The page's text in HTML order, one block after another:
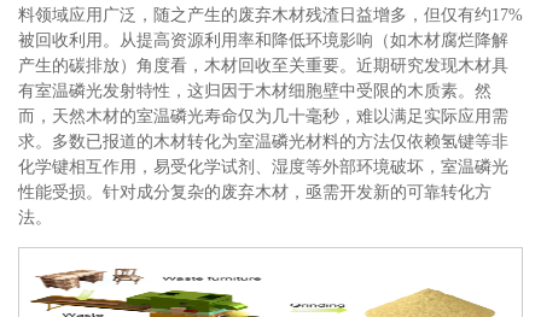
料领域应用广泛，随之产生的废弃木材残渣日益增多，但仅有约17%
被回收利用。从提高资源利用率和降低环境影响（如木材腐烂降解
产生的碳排放）角度看，木材回收至关重要。近期研究发现木材具
有室温磷光发射特性，这归因于木材细胞壁中受限的木质素。然
而，天然木材的室温磷光寿命仅为几十毫秒，难以满足实际应用需
求。多数已报道的木材转化为室温磷光材料的方法仅依赖氢键等非
化学键相互作用，易受化学试剂、湿度等外部环境破坏，室温磷光
性能受损。针对成分复杂的废弃木材，亟需开发新的可靠转化方
法。